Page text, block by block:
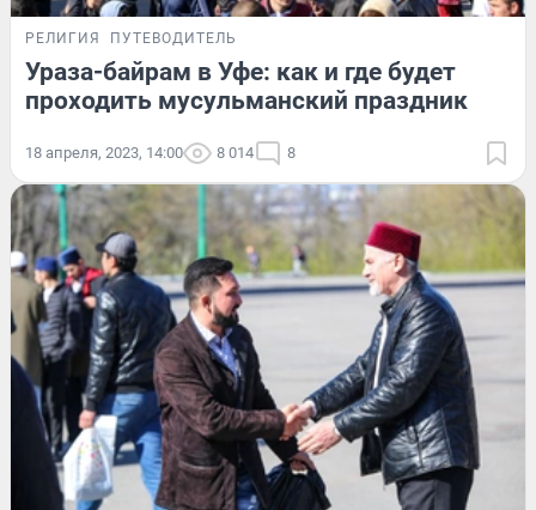
РЕЛИГИЯ ПУТЕВОДИТЕЛЬ
Ураза-байрам в Уфе: как и где будет
проходить мусульманский праздник
18 апреля, 2023, 14:00 8 014 8